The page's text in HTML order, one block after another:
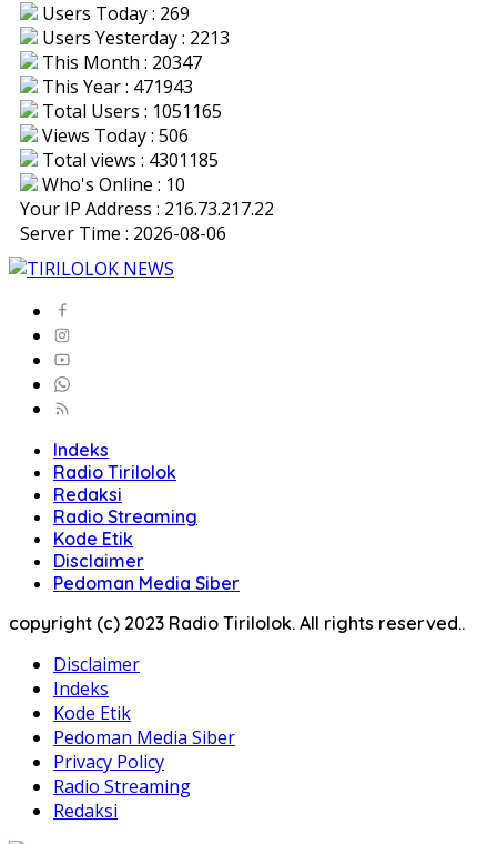
Users Today : 269
Users Yesterday : 2213
This Month : 20347
This Year : 471943
Total Users : 1051165
Views Today : 506
Total views : 4301185
Who's Online : 10
Your IP Address : 216.73.217.22
Server Time : 2026-08-06
Indeks
Radio Tirilolok
Redaksi
Radio Streaming
Kode Etik
Disclaimer
Pedoman Media Siber
copyright (c) 2023 Radio Tirilolok. All rights reserved..
Disclaimer
Indeks
Kode Etik
Pedoman Media Siber
Privacy Policy
Radio Streaming
Redaksi